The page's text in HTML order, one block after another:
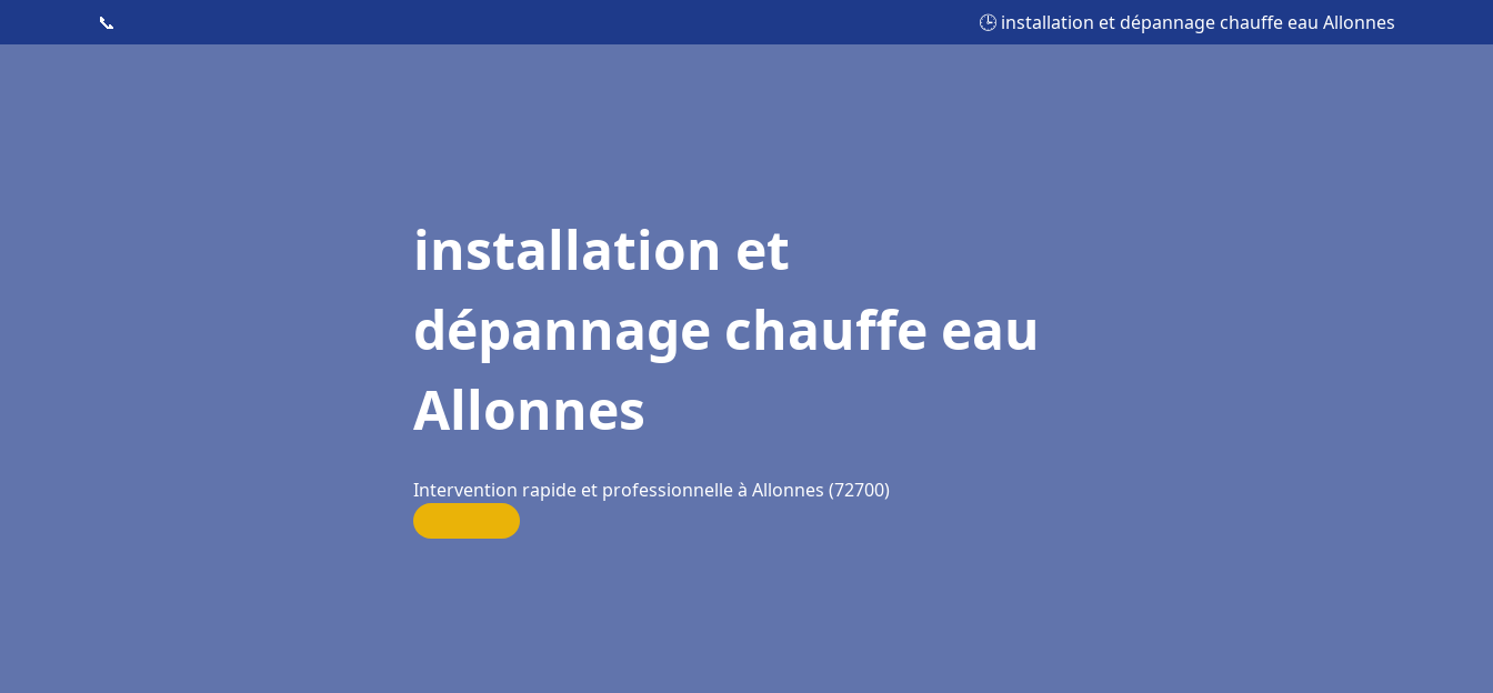
📞 🕒 installation et dépannage chauffe eau Allonnes
installation et
dépannage chauffe eau
Allonnes
Intervention rapide et professionnelle à Allonnes (72700)